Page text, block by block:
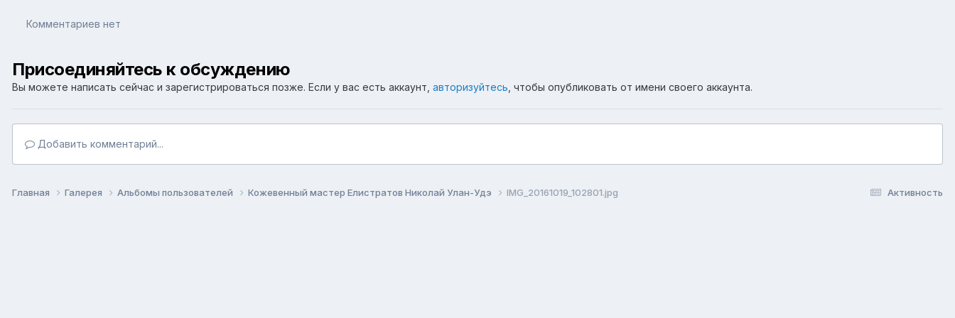
Комментариев нет
Присоединяйтесь к обсуждению
Вы можете написать сейчас и зарегистрироваться позже. Если у вас есть аккаунт, авторизуйтесь , чтобы опубликовать от имени своего аккаунта.
Добавить комментарий...
Активность
Главная Галерея Альбомы пользователей Кожевенный мастер Елистратов Николай Улан-Удэ IMG_20161019_102801.jpg